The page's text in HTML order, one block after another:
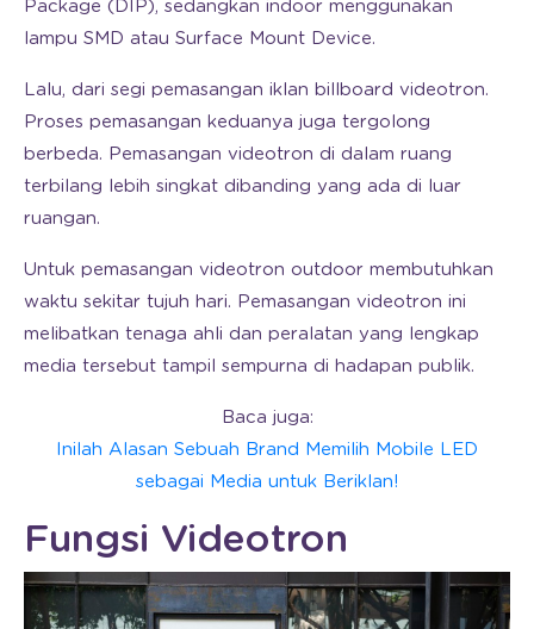
Package (DIP), sedangkan indoor menggunakan
lampu SMD atau Surface Mount Device.
Lalu, dari segi pemasangan iklan billboard videotron.
Proses pemasangan keduanya juga tergolong
berbeda. Pemasangan videotron di dalam ruang
terbilang lebih singkat dibanding yang ada di luar
ruangan.
Untuk pemasangan videotron outdoor membutuhkan
waktu sekitar tujuh hari. Pemasangan videotron ini
melibatkan tenaga ahli dan peralatan yang lengkap
media tersebut tampil sempurna di hadapan publik.
Baca juga:
Inilah Alasan Sebuah Brand Memilih Mobile LED
sebagai Media untuk Beriklan!
Fungsi Videotron